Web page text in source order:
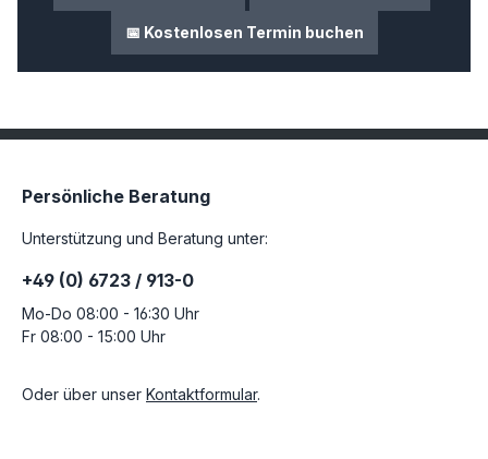
📅 Kostenlosen Termin buchen
Persönliche Beratung
Unterstützung und Beratung unter:
+49 (0) 6723 / 913-0
Mo-Do 08:00 - 16:30 Uhr
Fr 08:00 - 15:00 Uhr
Oder über unser Kontaktformular.